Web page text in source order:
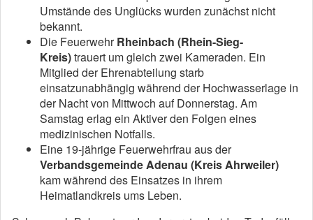
Umstände des Unglücks wurden zunächst nicht
bekannt.
Die FeuerwehrRheinbach (Rhein-Sieg-
Kreis)trauert um gleich zwei Kameraden. Ein
Mitglied der Ehrenabteilung starb
einsatzunabhängig während der Hochwasserlage in
der Nacht von Mittwoch auf Donnerstag. Am
Samstag erlag ein Aktiver den Folgen eines
medizinischen Notfalls.
Eine 19-jährige Feuerwehrfrau aus der
Verbandsgemeinde Adenau (Kreis Ahrweiler)
kam während des Einsatzes in ihrem
Heimatlandkreis ums Leben.